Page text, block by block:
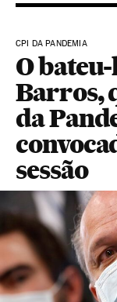
CPI DA PANDEMIA
O
Barros,
da
sessão